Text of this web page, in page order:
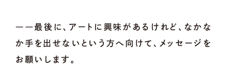
――最後に、アートに興味があるけれど、なかな
か手を出せないという方へ向けて、メッセージを
お願いします。